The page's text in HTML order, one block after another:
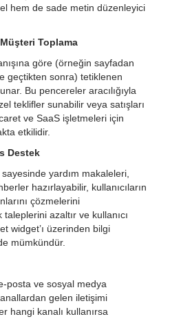
hem de sade metin düzenleyici
Toplama
göre (örneğin sayfadan
geçtikten sonra) tetiklenen
Bu pencereler aracılığıyla
teklifler sunabilir veya satışları
ve SaaS işletmeleri için
etkilidir.
Destek
yardım makaleleri,
hazırlayabilir, kullanıcıların
çözmelerini
azaltır ve kullanıcı
widget’ı üzerinden bilgi
mümkündür.
posta ve sosyal medya
gelen iletişimi
hangi kanalı kullanırsa